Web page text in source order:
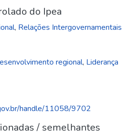
do Ipea
, Relações Intergovernamentais
regional, Liderança
handle/11058/9702
/ semelhantes